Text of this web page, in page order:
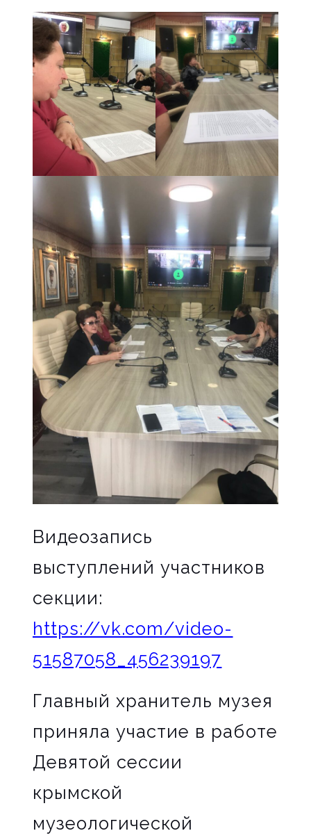
Видеозапись
выступлений участников
секции:
https://vk.com/video-
51587058_456239197
Главный хранитель музея
приняла участие в работе
Девятой сессии
крымской
музеологической